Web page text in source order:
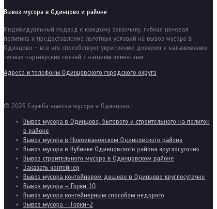
Вывоз мусора в Одинцово и районе
Индивидуальный подход к каждому заказчику, гибкая ценовая
политика и предоставление льготных условий на вывоз мусора в
Одинцово - все это способствует укреплению доверия и налаживанию
тесных партнерских связей с нашими клиентами.
Адреса и телефоны Одинцовского городского округа
© 2026 Служба вывоза мусора в Одинцово
Вывоз мусора в Одинцово, бытового и строительного на полигон
в районе
Вывоз мусора в Новоивановском Одинцовского района
Вывоз мусора в Кубинке Одинцовского района круглосуточно
Вывоз строительного мусора в Одинцовском районе
Заказать контейнер
Вывоз мусора контейнером дешево в Одинцово круглосуточно
Вывоз мусора – Горки-10
Вывоз мусора контейнерным способом недорого
Вывоз мусора – Горки-2